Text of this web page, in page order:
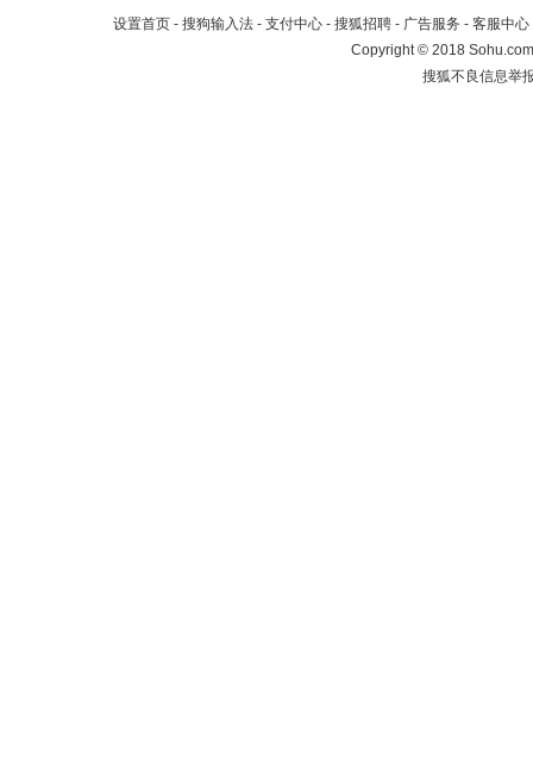
设置首页 - 搜狗输入法 - 支付中心 - 搜狐招聘 - 广告服务 - 客服中心
Copyright©2018
搜狐不良信息举